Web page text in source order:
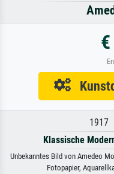
1917
Klassische
Unbekanntes Bild von Amedeo
Fotopapier,